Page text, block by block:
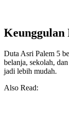
Keunggulan
Duta Asri Palem 5
belanja, sekolah,
jadi lebih mudah.
Also Read: